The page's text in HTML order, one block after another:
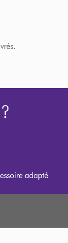
adapté